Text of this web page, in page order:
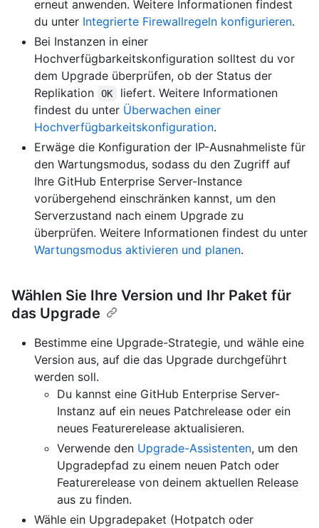
erneut anwenden. Weitere Informationen findest
du unter Integrierte Firewallregeln konfigurieren.
Bei Instanzen in einer
Hochverfügbarkeitskonfiguration solltest du vor
dem Upgrade überprüfen, ob der Status der
Replikation
OK
liefert. Weitere Informationen
findest du unter Überwachen einer
Hochverfügbarkeitskonfiguration.
Erwäge die Konfiguration der IP-Ausnahmeliste für
den Wartungsmodus, sodass du den Zugriff auf
Ihre GitHub Enterprise Server-Instance
vorübergehend einschränken kannst, um den
Serverzustand nach einem Upgrade zu
überprüfen. Weitere Informationen findest du unter
Wartungsmodus aktivieren und planen.
Wählen Sie Ihre Version und Ihr Paket für
das Upgrade
Bestimme eine Upgrade-Strategie, und wähle eine
Version aus, auf die das Upgrade durchgeführt
werden soll.
Du kannst eine GitHub Enterprise Server-
Instanz auf ein neues Patchrelease oder ein
neues Featurerelease aktualisieren.
Verwende den Upgrade-Assistenten, um den
Upgradepfad zu einem neuen Patch oder
Featurerelease von deinem aktuellen Release
aus zu finden.
Wähle ein Upgradepaket (Hotpatch oder